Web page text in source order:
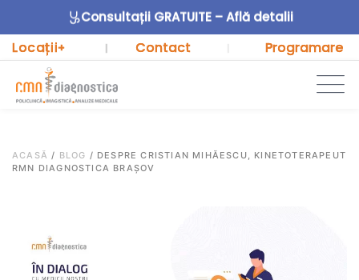
Consultații GRATUITE – Află detalii
Locații+ | Contact Programare
ACASĂ / BLOG / DESPRE CRISTIAN MIHĂESCU, KINETOTERAPEUT
RMN DIAGNOSTICA BRAȘOV